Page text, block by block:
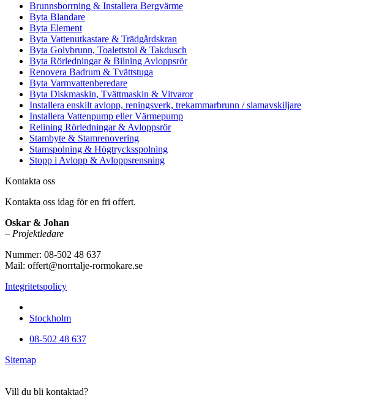
Brunnsborrning & Installera Bergvärme
Byta Blandare
Byta Element
Byta Vattenutkastare & Trädgårdskran
Byta Golvbrunn, Toalettstol & Takdusch
Byta Rörledningar & Bilning Avloppsrör
Renovera Badrum & Tvättstuga
Byta Varmvattenberedare
Byta Diskmaskin, Tvättmaskin & Vitvaror
Installera enskilt avlopp, reningsverk, trekammarbrunn / slamavskiljare
Installera Vattenpump eller Värmepump
Relining Rörledningar & Avloppsrör
Stambyte & Stamrenovering
Stamspolning & Högtrycksspolning
Stopp i Avlopp & Avloppsrensning
Kontakta oss
Kontakta oss idag för en fri offert.
Oskar & Johan
– Projektledare
Nummer: 08-502 48 637
Mail: offert@norrtalje-rormokare.se
Integritetspolicy
Stockholm
08-502 48 637
Sitemap
Vill du bli kontaktad?